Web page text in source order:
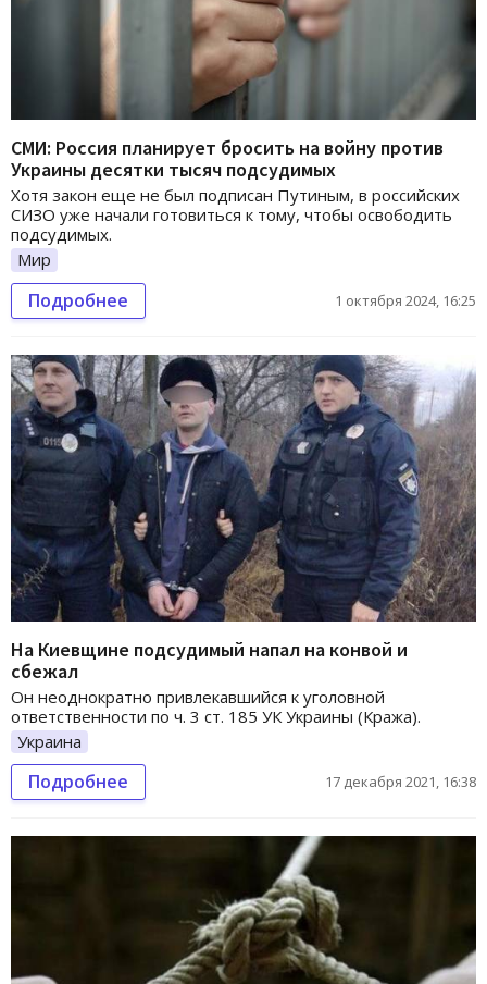
СМИ: Россия планирует бросить на войну против
Украины десятки тысяч подсудимых
Хотя закон еще не был подписан Путиным, в российских
СИЗО уже начали готовиться к тому, чтобы освободить
подсудимых.
Мир
Подробнее 1 октября 2024, 16:25
На Киевщине подсудимый напал на конвой и
сбежал
Он неоднократно привлекавшийся к уголовной
ответственности по ч. 3 ст. 185 УК Украины (Кража).
Украина
Подробнее 17 декабря 2021, 16:38